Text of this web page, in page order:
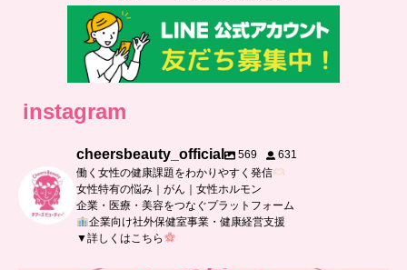
instagram
cheersbeauty_official 569
631
働く女性の健康課題をわかりやすく発信
女性特有の悩み｜がん｜女性ホルモン
企業・医療・美容をつなぐプラットフォーム
企業向け社外保健室事業・健康経営支援
▼詳しくはこちら